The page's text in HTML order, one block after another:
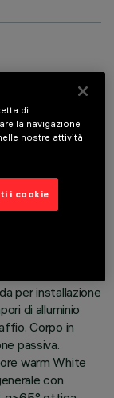
per installazione
di alluminio
Corpo in
passiva.
warm White
con
di
la navigazione
nostre attività
i cookie